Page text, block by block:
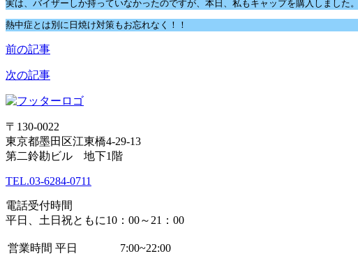
実は、バイザーしか持っていなかったのですが、本日、私もキャップを購入しました。
熱中症とは別に日焼け対策もお忘れなく！！
前の記事
次の記事
〒130-0022
東京都墨田区江東橋4-29-13
第二鈴勘ビル 地下1階
TEL.03-6284-0711
電話受付時間
平日、土日祝ともに10：00～21：00
営業時間 平日 7:00~22:00